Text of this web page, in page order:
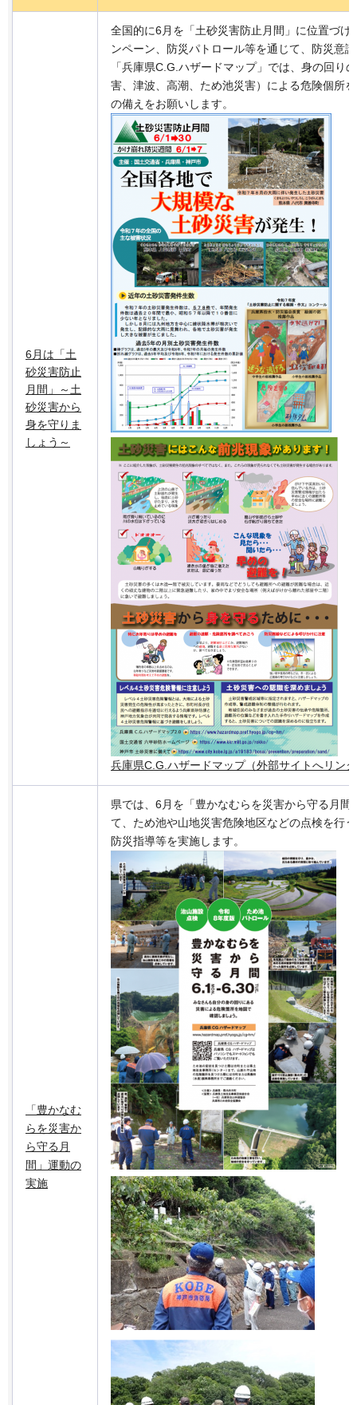
6月は「土
砂災害防止
月間」～土
砂災害から
身を守りま
しょう～
全国的に6月を「土砂災害防止月間」に位置づ
ンペーン、防災パトロール等を通じて、防災意
「兵庫県C.G.ハザードマップ」では、身の回り
害、津波、高潮、ため池災害）による危険個所
の備えをお願いします。
兵庫県C.G.ハザードマップ（外部サイトへリン
「豊かなむ
らを災害か
ら守る月
間」運動の
実施
県では、6月を「豊かなむらを災害から守る月
て、ため池や山地災害危険地区などの点検を行
防災指導等を実施します。